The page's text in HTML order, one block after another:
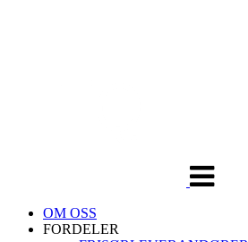
OM OSS
FORDELER